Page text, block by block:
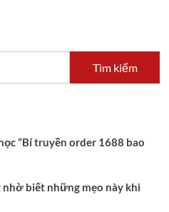
Tìm kiếm
“Bí truyền order 1688 bao
nhờ biết những mẹo này khi